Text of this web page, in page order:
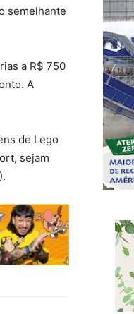
semelhante
a R$ 750
A
de Lego
sejam